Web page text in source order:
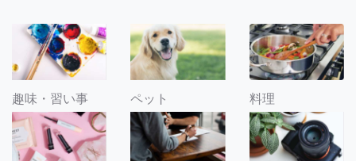
趣味・習い事 ペット 料理